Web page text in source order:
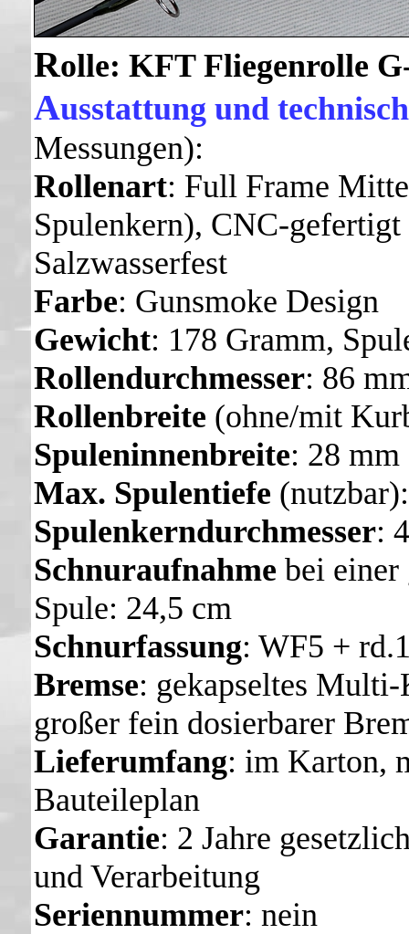
Rolle: KFT Fliegenrolle
Ausstattung und
Messungen):
Rollenart: Full Frame
Spulenkern), CNC-
Salzwasserfest
Farbe: Gunsmoke Design
Gewicht: 178 Gramm,
Rollendurchmesser: 86
Rollenbreite (ohne/mit
Spuleninnenbreite: 28 mm
Max. Spulentiefe
Spulenkerndurchmesser:
Schnuraufnahme bei
Spule: 24,5 cm
Schnurfassung: WF5 +
Bremse: gekapseltes
großer fein dosierbarer
Lieferumfang: im Karton,
Bauteileplan
Garantie: 2 Jahre
und Verarbeitung
Seriennummer: nein